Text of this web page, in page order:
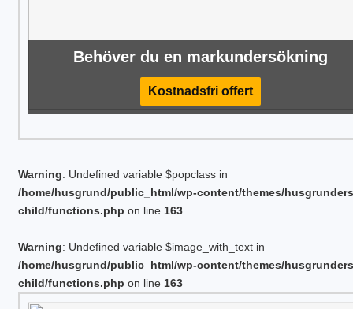
Behöver du en markundersökning
Kostnadsfri offert
Warning: Undefined variable $popclass in
/home/husgrund/public_html/wp-content/themes/
child/functions.php on line 163
Warning: Undefined variable $image_with_text in
/home/husgrund/public_html/wp-content/themes/
child/functions.php on line 163